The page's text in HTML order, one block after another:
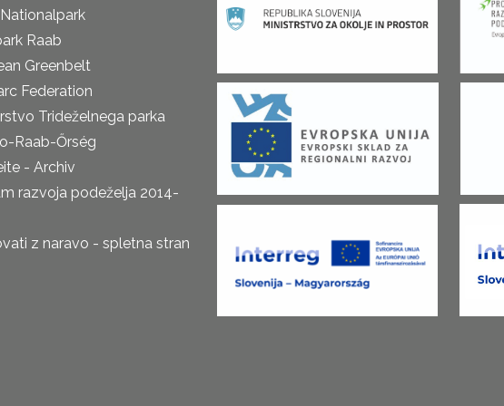
Raab
Greenbelt
Federation
Trideželnega parka
Raab-Őrség
- Archiv
razvoja podeželja 2014-
z naravo - spletna stran